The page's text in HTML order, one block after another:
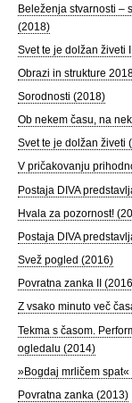
Beleženja stvarnosti –
(2018)
Svet te je dolžan živeti
Obrazi in strukture
Sorodnosti (2018)
Ob nekem času, na
Svet te je dolžan živeti
V pričakovanju
Postaja DIVA
Hvala za pozornost!
Postaja DIVA
Svež pogled (2016)
Povratna zanka II
Z vsako minuto več
Tekma s časom.
ogledalu (2014)
»Bogdaj mrličem spat«
Povratna zanka (2013)